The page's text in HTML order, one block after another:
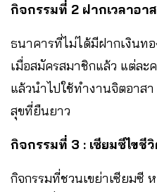
กิจกรรมที่ 2 ฝากเวลาอา
ธนาคารที่ไม่ได้มีฝากเงินท
เมื่อสมัครสมาชิกแล้ว แต่ละ
แล้วนำไปใช้ทำงานจิตอาสา
สุขที่ยืนยาว
กิจกรรมที่ 3 : เซียมซีไขชี
กิจกรรมที่ชวนเขย่าเซียมซี